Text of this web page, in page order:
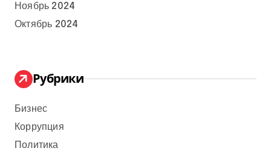
Ноябрь 2024
Октябрь 2024
Рубрики
Бизнес
Коррупция
Политика